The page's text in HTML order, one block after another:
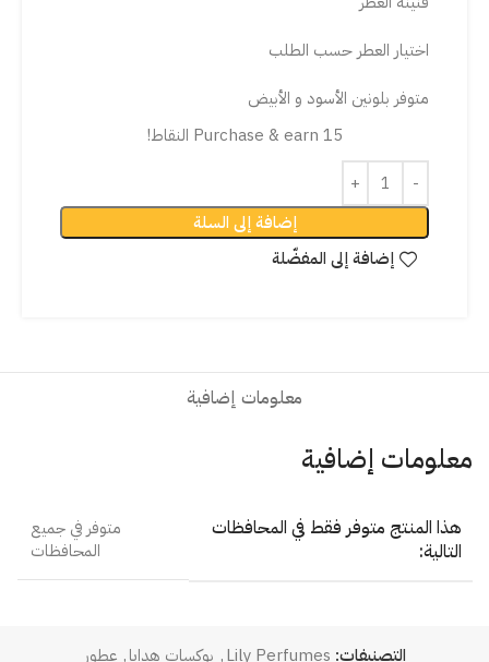
اختيار العطر حسب الطلب
متوفر بلونين الأسود و الأبيض
Purchase & earn 15 النقاط!
إضافة إلى السلة
إضافة إلى المفضّلة
معلومات إضافية
معلومات إضافية
هذا المنتج متوفر فقط في المحافظات
التالية:
متوفر في جميع
المحافظات
التصنيفات: Lily Perfumes
, بوكسات هدايا, عطور